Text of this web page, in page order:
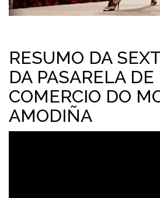
RESUMO DA
DA PASARELA
COMERCIO DO
AMODIÑA